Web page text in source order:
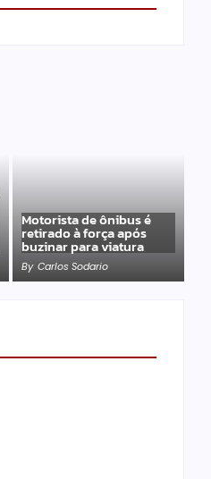
Motorista de ônibus é
retirado à força após
buzinar para viatura
By Carlos Sodario